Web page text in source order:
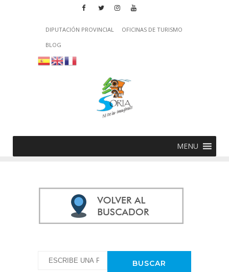
DIPUTACIÓN PROVINCIAL
OFICINAS DE TURISMO
BLOG
MENU